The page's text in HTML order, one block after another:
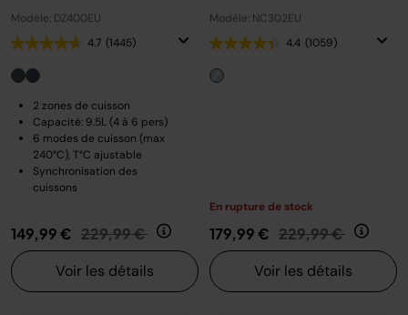
Modèle: DZ400EU
4.7 (1445)
2 zones de cuisson
Capacité: 9.5L (4 à 6 pers)
6 modes de cuisson (max
240°C), T°C ajustable
Synchronisation des
cuissons
149,99 € Prix réduit de
229,99 € au
Voir les détails
Modèle: NC302EU
4.4 (1059)
En rupture de stock
179,99 € Prix réduit de
229,99 € au
Voir les détails